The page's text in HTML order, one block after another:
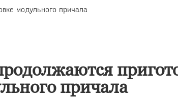
модульного причала
причала